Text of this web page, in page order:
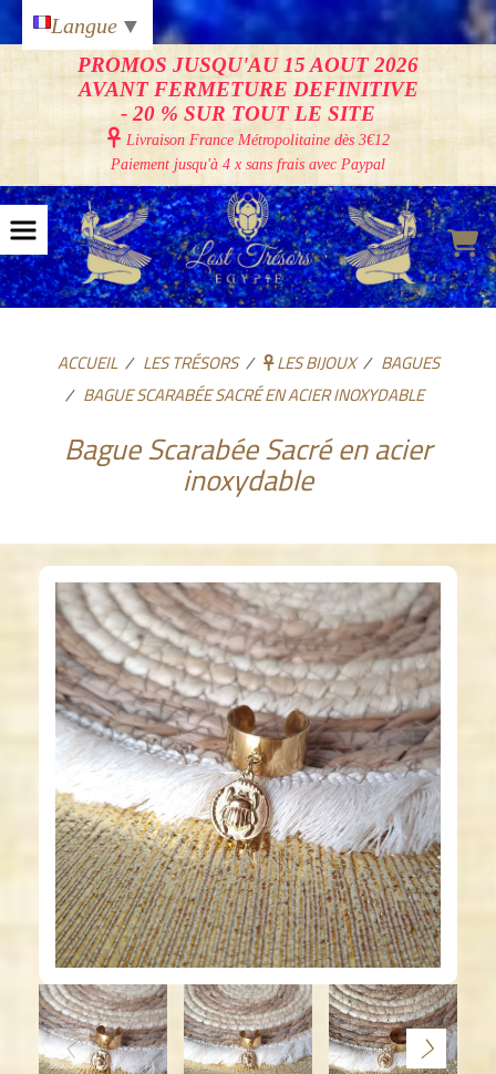
PROMOS JUSQU'AU 15 AOUT 2026
AVANT FERMETURE DEFINITIVE
- 20 % SUR TOUT LE SITE
 Livraison France Métropolitainedès 3€12
Paiement jusqu'à 4 x sans frais avec Paypal
ACCUEIL LES TRÉSORS LES BIJOUX
BAGUES
BAGUE SCARABÉE SACRÉ EN ACIER INOXYDABLE
Bague Scarabée Sacré en acier
inoxydable
Langue ▼
Panneau de gestion des cookies